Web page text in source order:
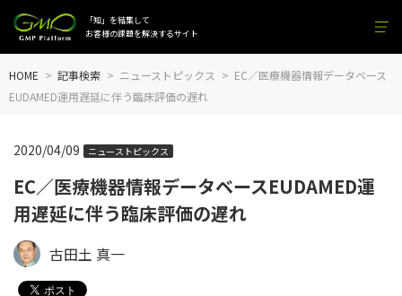
「知」を結集して
お客様の課題を解決するサイト
HOME 記事検索 ニューストピックス
EC／医療機器情報データベース
EUDAMED運用遅延に伴う臨床評価の遅れ
EC／医療機器情報データベースEUDAMED運
用遅延に伴う臨床評価の遅れ
2020/04/09 ニューストピックス
古田土 真一